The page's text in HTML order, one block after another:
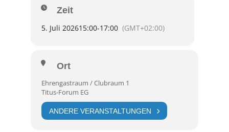
Fire Force, die TV-Serie Dr. Stone, die TV-Serie
The Dangers in My Heart und die TV-Serie The
Quintessential Quintuplets. 🎧
Stimmen hinter vielen eurer Lieblingsspiele und
Lieblingsanimes! 🎮❤️
Zeit
5. Juli 202615:00-17:00 (GMT+02:00)
Ort
Ehrengastraum / Clubraum 1
Titus-Forum EG
ANDERE VERANSTALTUNGEN